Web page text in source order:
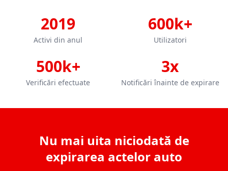
2019
Activi din anul
600k+
Utilizatori
500k+
Verificări efectuate
3x
Notificări înainte de expirare
Nu mai uita niciodată de
expirarea actelor auto